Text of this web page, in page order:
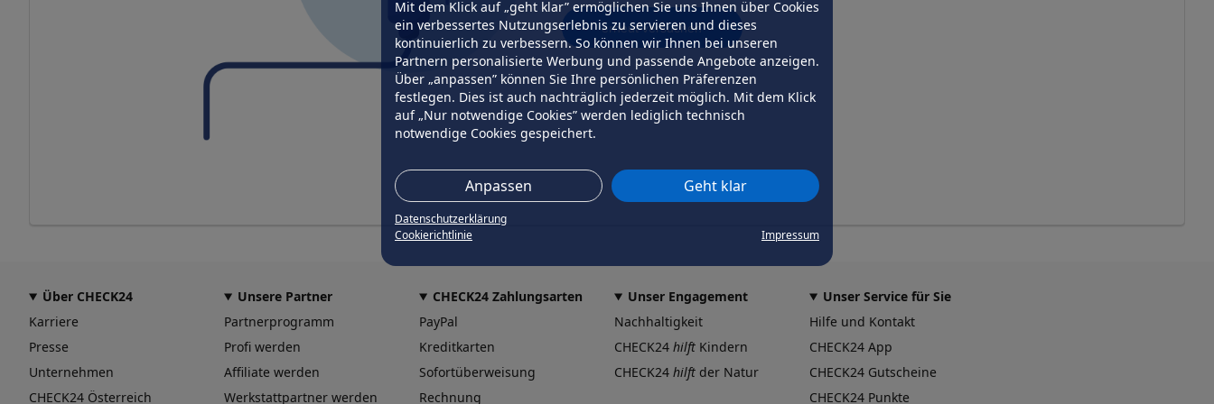
Mit dem Klick auf „geht klar” ermöglichen Sie uns Ihnen über Cookies
ein verbessertes Nutzungserlebnis zu servieren und dieses
kontinuierlich zu verbessern. So können wir Ihnen bei unseren
Partnern personalisierte Werbung und passende Angebote anzeigen.
Über „anpassen” können Sie Ihre persönlichen Präferenzen
festlegen. Dies ist auch nachträglich jederzeit möglich. Mit dem Klick
auf „Nur notwendige Cookies” werden lediglich technisch
notwendige Cookies gespeichert.
Anpassen Geht klar
Datenschutzerklärung
Cookierichtlinie
Impressum
erneut versuchen
Über CHECK24
Karriere
Presse
Unternehmen
CHECK24 Österreich
Unsere Partner
Partnerprogramm
Profi werden
Affiliate werden
Werkstattpartner werden
CHECK24 Zahlungsarten
PayPal
Kreditkarten
Sofortüberweisung
Rechnung
Unser Engagement
Nachhaltigkeit
CHECK24 hilft Kindern
CHECK24 hilft der Natur
Unser Service für Sie
Hilfe und Kontakt
CHECK24 App
CHECK24 Gutscheine
CHECK24 Punkte